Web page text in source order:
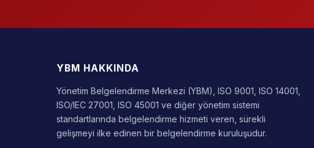
YBM HAKKINDA
Yönetim Belgelendirme Merkezi (YBM), ISO 9001, ISO 14001,
ISO/IEC 27001, ISO 45001 ve diğer yönetim sistemi
standartlarında belgelendirme hizmeti veren, sürekli
gelişmeyi ilke edinen bir belgelendirme kuruluşudur.